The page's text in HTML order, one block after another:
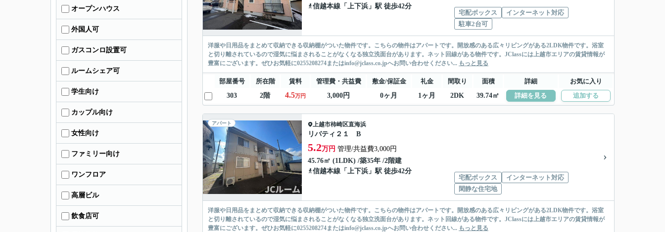
信越本線 「 上下浜 」駅 徒歩42分
宅配ボックス
インターネット対応
駐車2台可
洋服や日用品をまとめて収納できる収納棚がついた物件です。こちらの物件はアパートです。開放感のある広々リビングがある2LDK物件です。浴室
と切り離されているので湿気に悩まされることがなくなる独立洗面台があります。ネット回線がある物件です。JClassには上越市エリアの賃貸情報が
豊富にございます。ぜひお気軽に0255208274またはinfo@jclass.co.jpへお問い合わせください... もっと見る
部屋番号 所在階 賃料 管理費・共益費 敷金/保証金 礼金 間取り 面積 詳細
お気に入り
303
2階 4.5万円 3,000円 0ヶ月 1ヶ月 2DK 39.74㎡ 詳細を見る 追加する
アパート 上越市柿崎区直海浜
リバティ２１ B
5.2万円 管理/共益費3,000円
45.76㎡ (1LDK) /築35年 /2階建
信越本線 「 上下浜 」駅 徒歩42分
宅配ボックス
インターネット対応
閑静な住宅地
洋服や日用品をまとめて収納できる収納棚がついた物件です。こちらの物件はアパートです。開放感のある広々リビングがある2LDK物件です。浴室
と切り離されているので湿気に悩まされることがなくなる独立洗面台があります。ネット回線がある物件です。JClassには上越市エリアの賃貸情報が
豊富にございます。ぜひお気軽に0255208274またはinfo@jclass.co.jpへお問い合わせください... もっと見る
オープンハウス
外国人可
ガスコンロ設置可
ルームシェア可
学生向け
カップル向け
女性向け
ファミリー向け
ワンフロア
高層ビル
飲食店可